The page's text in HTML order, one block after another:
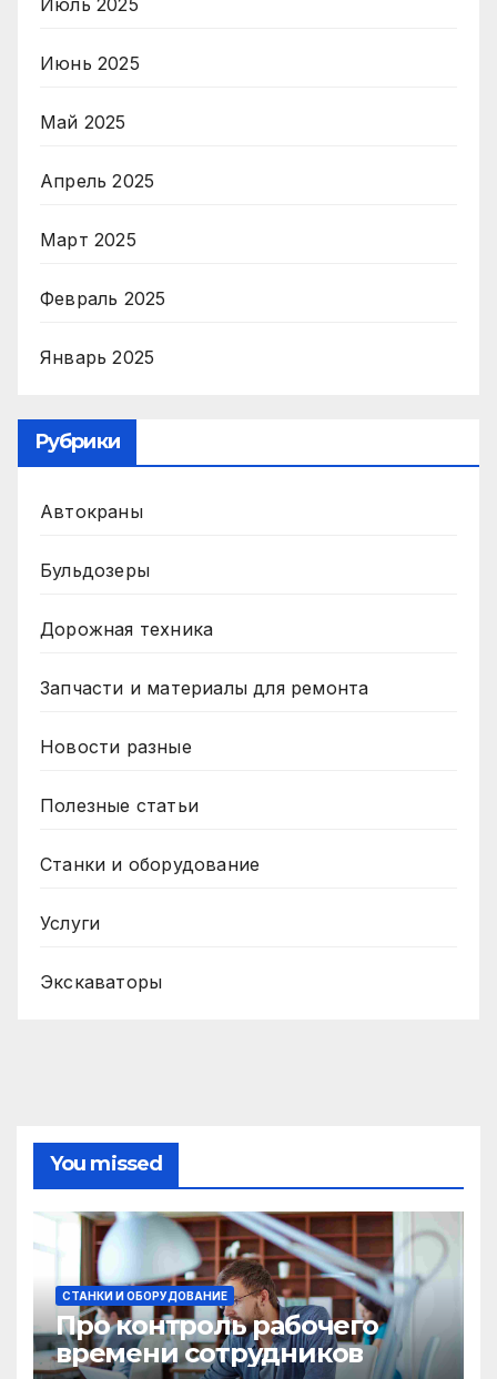
Июнь 2025
Май 2025
Апрель 2025
Март 2025
Февраль 2025
Январь 2025
Рубрики
Автокраны
Бульдозеры
Дорожная техника
Запчасти и материалы для ремонта
Новости разные
Полезные статьи
Станки и оборудование
Услуги
Экскаваторы
You missed
СТАНКИ И ОБОРУДОВАНИЕ
Про контроль рабочего
времени сотрудников